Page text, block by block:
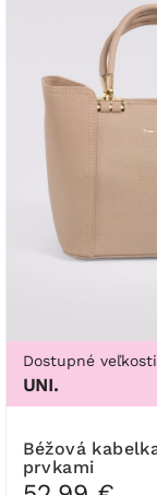
Dostupné veľkosti
UNI.
Béžová kabelka so zlatými
prvkami